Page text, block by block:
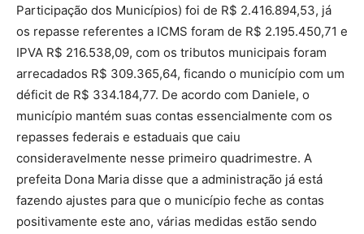
Participação dos Municípios) foi de R$ 2.416.894,53, já
os repasse referentes a ICMS foram de R$ 2.195.450,71 e
IPVA R$ 216.538,09, com os tributos municipais foram
arrecadados R$ 309.365,64, ficando o município com um
déficit de R$ 334.184,77. De acordo com Daniele, o
município mantém suas contas essencialmente com os
repasses federais e estaduais que caiu
consideravelmente nesse primeiro quadrimestre. A
prefeita Dona Maria disse que a administração já está
fazendo ajustes para que o município feche as contas
positivamente este ano, várias medidas estão sendo